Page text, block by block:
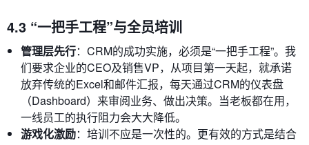
4.3 “一把手工程”与全员培训
管理层先行：CRM的成功实施，必须是“一把手工程”。我
们要求企业的CEO及销售VP，从项目第一天起，就承诺
放弃传统的Excel和邮件汇报，每天通过CRM的仪表盘
（Dashboard）来审阅业务、做出决策。当老板都在用，
一线员工的执行阻力会大大降低。
游戏化激励：培训不应是一次性的。更有效的方式是结合